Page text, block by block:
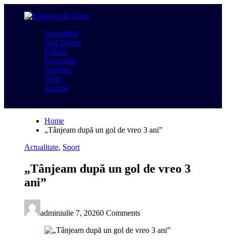
Actualitate
Fapt Divers
Politica
Economie
Sanatate
Sport
Externe
Home
„Tânjeam după un gol de vreo 3 ani”
Actualitate, Sport
„Tânjeam după un gol de vreo 3
ani”
adminiulie 7, 20260 Comments